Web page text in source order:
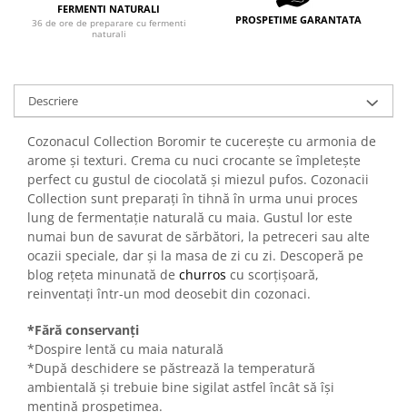
Prajituri Fabrica de Amandine
Prajitura ingerilor
Prajituri Red Collection
Prajituri cu fructe
Prajituri cafea
Prajituri de Craciun
Torturi ambalate
Chec mini
Torti
Foietaje
Turta dulce
Turta dulce cu nuci
Turta dulce de Sibiu
FERMENTI NATURALI
36 de ore de preparare cu fermenti
naturali
PROSPETIME GARANTATA
Descriere
Cozonacul Collection Boromir te cucerește cu armonia de
arome și texturi. Crema cu nuci crocante se împletește
perfect cu gustul de ciocolată și miezul pufos. Cozonacii
Collection sunt preparați în tihnă în urma unui proces
lung de fermentație naturală cu maia. Gustul lor este
numai bun de savurat de sărbători, la petreceri sau alte
ocazii speciale, dar și la masa de zi cu zi. Descoperă pe
blog rețeta minunată de churros cu scorțișoară,
reinventați într-un mod deosebit din cozonaci.
*Fără conservanți
*Dospire lentă cu maia naturală
*După deschidere se păstrează la temperatură
ambientală și trebuie bine sigilat astfel încât să își
mențină prospețimea.